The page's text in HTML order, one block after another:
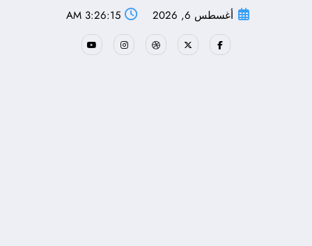
أغسطس 6, 2026 3:26:16 AM